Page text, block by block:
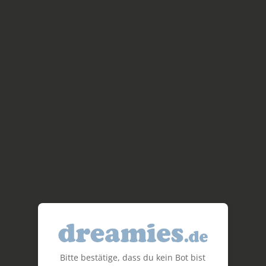
Bitte bestätige, dass du kein Bot bist